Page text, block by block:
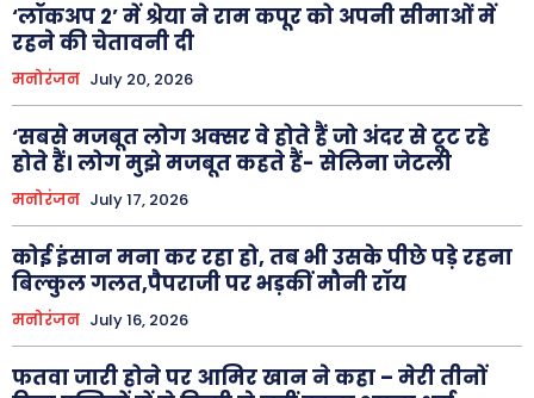
‘लॉकअप 2’ में श्रेया ने राम कपूर को अपनी सीमाओं में
रहने की चेतावनी दी
मनोरंजन July 20, 2026
‘सबसे मजबूत लोग अक्सर वे होते हैं जो अंदर से टूट रहे
होते हैं। लोग मुझे मजबूत कहते हैं- सेलिना जेटली
मनोरंजन July 17, 2026
कोई इंसान मना कर रहा हो, तब भी उसके पीछे पड़े रहना
बिल्कुल गलत,पैपराजी पर भड़कीं मौनी रॉय
मनोरंजन July 16, 2026
फतवा जारी होने पर आमिर खान ने कहा – मेरी तीनों